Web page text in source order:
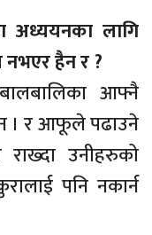
अध्ययनका लागि
नभएर हैन र ?
आफ्नै
। र आफूले पढाउने
राख्दा उनीहरुको
पनि नकार्न